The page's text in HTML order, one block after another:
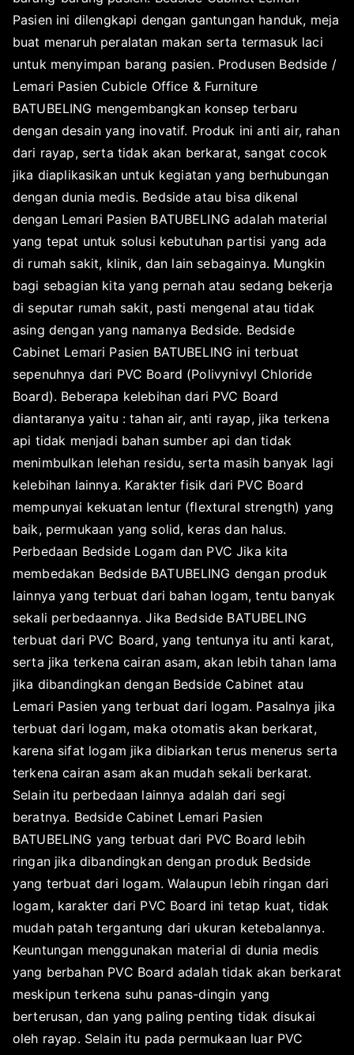
Pasien ini dilengkapi dengan gantungan handuk, meja
buat menaruh peralatan makan serta termasuk laci
untuk menyimpan barang pasien. Produsen Bedside /
Lemari Pasien Cubicle Office & Furniture
BATUBELING mengembangkan konsep terbaru
dengan desain yang inovatif. Produk ini anti air, rahan
dari rayap, serta tidak akan berkarat, sangat cocok
jika diaplikasikan untuk kegiatan yang berhubungan
dengan dunia medis. Bedside atau bisa dikenal
dengan Lemari Pasien BATUBELING adalah material
yang tepat untuk solusi kebutuhan partisi yang ada
di rumah sakit, klinik, dan lain sebagainya. Mungkin
bagi sebagian kita yang pernah atau sedang bekerja
di seputar rumah sakit, pasti mengenal atau tidak
asing dengan yang namanya Bedside. Bedside
Cabinet Lemari Pasien BATUBELING ini terbuat
sepenuhnya dari PVC Board (Polivynivyl Chloride
Board). Beberapa kelebihan dari PVC Board
diantaranya yaitu : tahan air, anti rayap, jika terkena
api tidak menjadi bahan sumber api dan tidak
menimbulkan lelehan residu, serta masih banyak lagi
kelebihan lainnya. Karakter fisik dari PVC Board
mempunyai kekuatan lentur (flextural strength) yang
baik, permukaan yang solid, keras dan halus.
Perbedaan Bedside Logam dan PVC Jika kita
membedakan Bedside BATUBELING dengan produk
lainnya yang terbuat dari bahan logam, tentu banyak
sekali perbedaannya. Jika Bedside BATUBELING
terbuat dari PVC Board, yang tentunya itu anti karat,
serta jika terkena cairan asam, akan lebih tahan lama
jika dibandingkan dengan Bedside Cabinet atau
Lemari Pasien yang terbuat dari logam. Pasalnya jika
terbuat dari logam, maka otomatis akan berkarat,
karena sifat logam jika dibiarkan terus menerus serta
terkena cairan asam akan mudah sekali berkarat.
Selain itu perbedaan lainnya adalah dari segi
beratnya. Bedside Cabinet Lemari Pasien
BATUBELING yang terbuat dari PVC Board lebih
ringan jika dibandingkan dengan produk Bedside
yang terbuat dari logam. Walaupun lebih ringan dari
logam, karakter dari PVC Board ini tetap kuat, tidak
mudah patah tergantung dari ukuran ketebalannya.
Keuntungan menggunakan material di dunia medis
yang berbahan PVC Board adalah tidak akan berkarat
meskipun terkena suhu panas-dingin yang
berterusan, dan yang paling penting tidak disukai
oleh rayap. Selain itu pada permukaan luar PVC